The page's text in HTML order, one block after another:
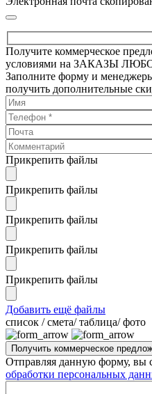
Получите коммерческое
условиями на ЗАКАЗЫ
Заполните форму и
получить дополнительные
Прикрепить файлы
Прикрепить файлы
Прикрепить файлы
Прикрепить файлы
Прикрепить файлы
Добавить ещё файлы
cписок / смета/ таблица/ фото
Отправляя данную форму, вы
обработки персональных